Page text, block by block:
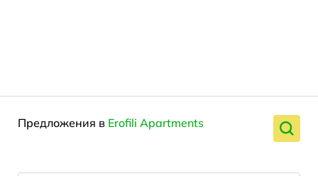
Предложения в Erofili Apartments